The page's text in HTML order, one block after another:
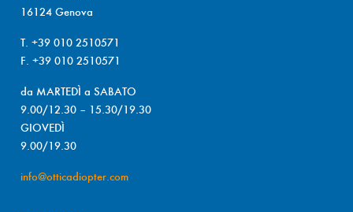
16124 Genova
T. +39 010 2510571
F. +39 010 2510571
da MARTEDÌ a SABATO
9.00/12.30 – 15.30/19.30
GIOVEDÌ
9.00/19.30
info@otticadiopter.com